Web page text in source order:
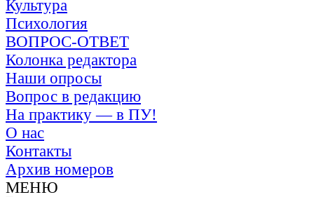
Культура
Психология
ВОПРОС-ОТВЕТ
Колонка редактора
Наши опросы
Вопрос в редакцию
На практику — в ПУ!
О нас
Контакты
Архив номеров
МЕНЮ